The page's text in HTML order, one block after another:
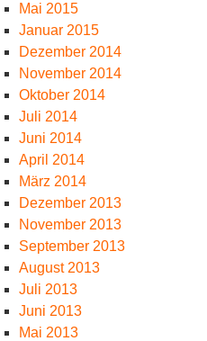
Mai 2015
Januar 2015
Dezember 2014
November 2014
Oktober 2014
Juli 2014
Juni 2014
April 2014
März 2014
Dezember 2013
November 2013
September 2013
August 2013
Juli 2013
Juni 2013
Mai 2013